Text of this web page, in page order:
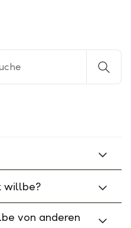
willbe?
von anderen